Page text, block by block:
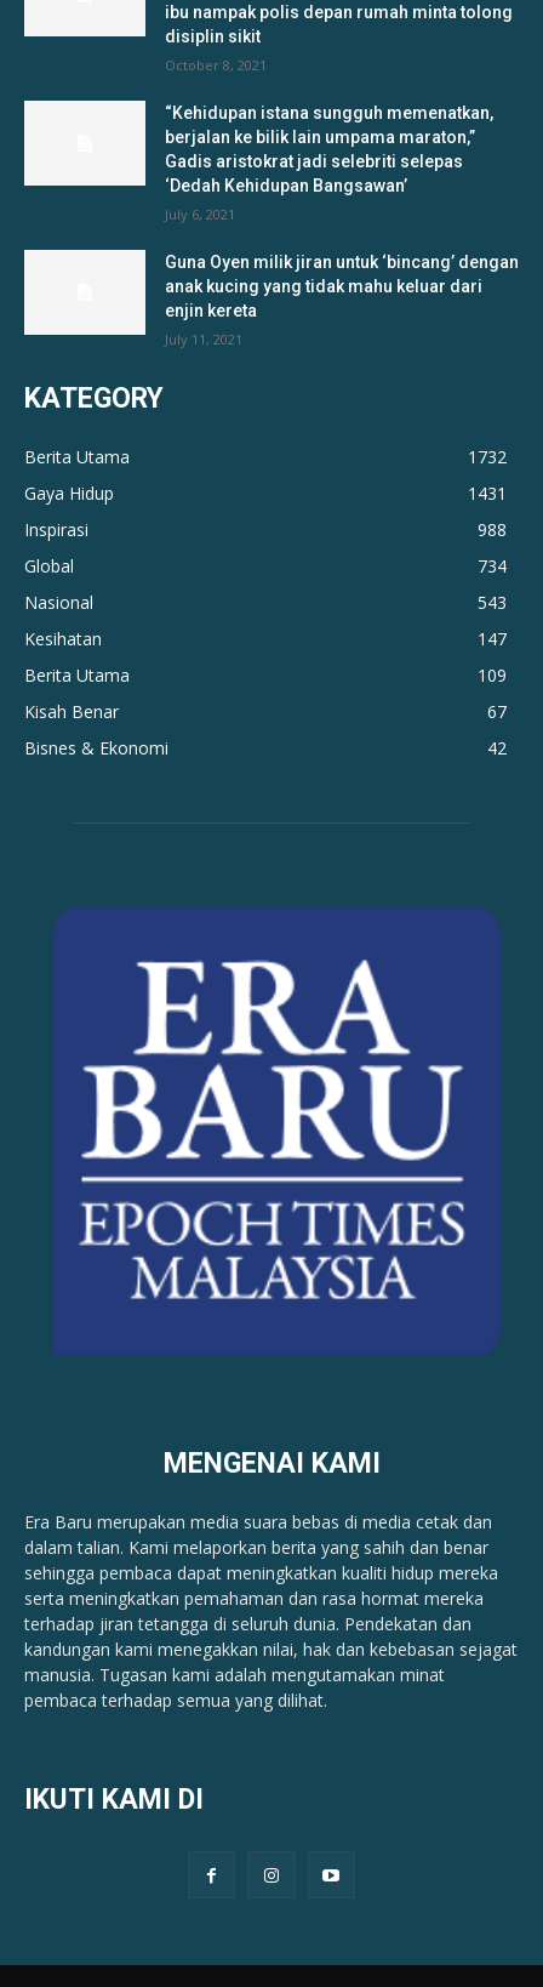
ibu nampak polis depan rumah minta tolong
disiplin sikit
October 8, 2021
“Kehidupan istana sungguh memenatkan,
berjalan ke bilik lain umpama maraton,”
Gadis aristokrat jadi selebriti selepas
‘Dedah Kehidupan Bangsawan’
July 6, 2021
Guna Oyen milik jiran untuk ‘bincang’ dengan
anak kucing yang tidak mahu keluar dari
enjin kereta
July 11, 2021
KATEGORY
Berita Utama
1732
Gaya Hidup
1431
Inspirasi
988
Global
734
Nasional
543
Kesihatan
147
Berita Utama
109
Kisah Benar
67
Bisnes & Ekonomi
42
MENGENAI KAMI
Era Baru merupakan media suara bebas di media cetak dan
dalam talian. Kami melaporkan berita yang sahih dan benar ​​
sehingga pembaca dapat meningkatkan kualiti hidup mereka
serta meningkatkan pemahaman dan rasa hormat mereka
terhadap jiran tetangga di seluruh dunia. Pendekatan dan
kandungan kami menegakkan nilai, hak dan kebebasan sejagat
manusia. Tugasan kami adalah mengutamakan minat
pembaca terhadap semua yang dilihat.
IKUTI KAMI DI